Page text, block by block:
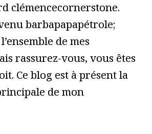
clémencecornerstone.
barbapapapétrole;
de mes
rassurez-vous, vous êtes
Ce blog est à présent la
de mon